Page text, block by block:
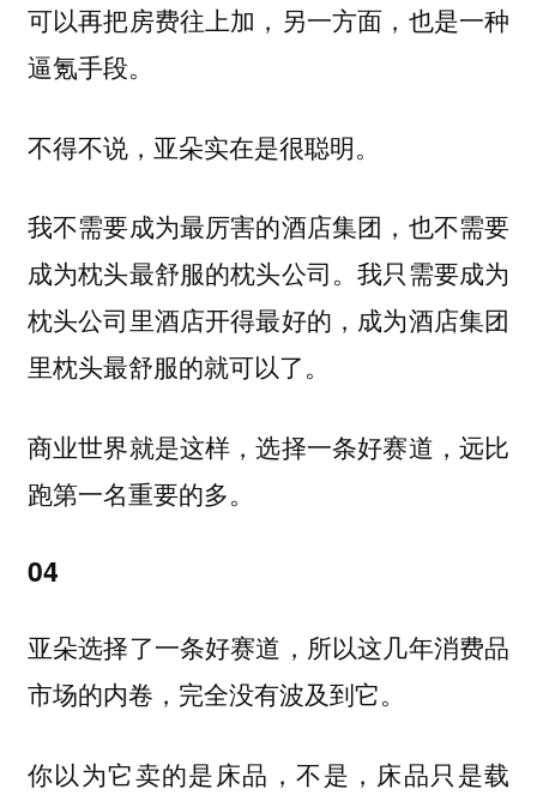
可以再把房费往上加，另一方面，也是一种
逼氪手段。
不得不说，亚朵实在是很聪明。
我不需要成为最厉害的酒店集团，也不需要
成为枕头最舒服的枕头公司。我只需要成为
枕头公司里酒店开得最好的，成为酒店集团
里枕头最舒服的就可以了。
商业世界就是这样，选择一条好赛道，远比
跑第一名重要的多。
04
亚朵选择了一条好赛道，所以这几年消费品
市场的内卷，完全没有波及到它。
你以为它卖的是床品，不是，床品只是载